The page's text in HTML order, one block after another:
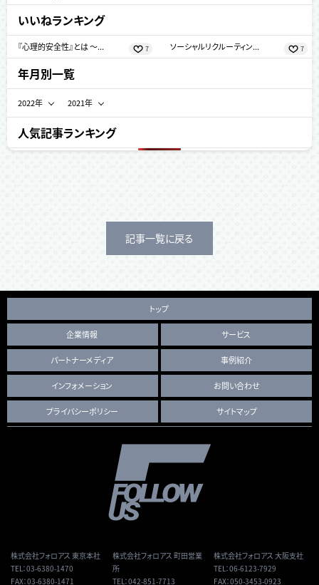
いいねランキング
『心理的安全性』とは ～... 7 ソーシャルリクルーティン... 7
年月別一覧
2022年
6月 (4)
5月 (1)
2021年
12月 (4)
11月 (5)
人気記事ランキング
記事一覧に戻る
トップ
企業情報 サービス
パートナーメディア 事例紹介
インフォメーション お問い合わせ
プライバシーポリシー サイトマップ
株式会社フォロアス 東京本社
TEL：03-6380-1470
FAX：03-6380-1471
株式会社フォロアス 町田営業
所
TEL：042-851-7713
株式会社フォロアス 大阪支社
TEL：06-6123-7929
FAX：050-3453-0923